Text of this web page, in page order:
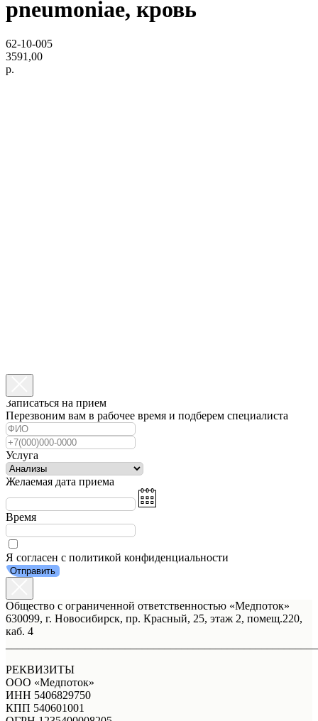
pneumoniae, кровь
62-10-005
3591,00
р.
Записаться на прием
Перезвоним вам в рабочее время и подберем специалиста
Услуга
Желаемая дата приема
Время
Я согласен с политикой конфиденциальности
Отправить
Общество с ограниченной ответственностью «Медпоток»
630099, г. Новосибирск, пр. Красный, 25, этаж 2, помещ.220,
каб. 4
РЕКВИЗИТЫ
ООО «Медпоток»
ИНН 5406829750
КПП 540601001